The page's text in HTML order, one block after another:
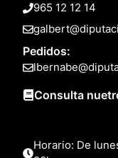
965 12 12 14
Pedidos:
Consulta
Horario: De